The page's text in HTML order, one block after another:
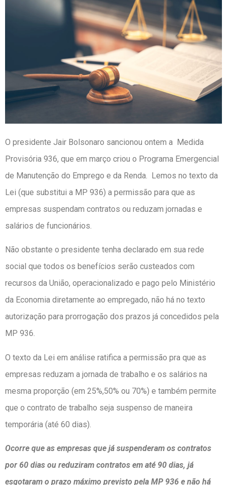
O presidente Jair Bolsonaro sancionou ontem a Medida
Provisória 936, que em março criou o Programa Emergencial
de Manutenção do Emprego e da Renda. Lemos no texto da
Lei (que substitui a MP 936) a permissão para que as
empresas suspendam contratos ou reduzam jornadas e
salários de funcionários.
Não obstante o presidente tenha declarado em sua rede
social que todos os benefícios serão custeados com
recursos da União, operacionalizado e pago pelo Ministério
da Economia diretamente ao empregado, não há no texto
autorização para prorrogação dos prazos já concedidos pela
MP 936.
O texto da Lei em análise ratifica a permissão pra que as
empresas reduzam a jornada de trabalho e os salários na
mesma proporção (em 25%,50% ou 70%) e também permite
que o contrato de trabalho seja suspenso de maneira
temporária (até 60 dias).
Ocorre que as empresas que já suspenderam os contratos
por 60 dias ou reduziram contratos em até 90 dias, já
esgotaram o prazo máximo previsto pela MP 936 e não há